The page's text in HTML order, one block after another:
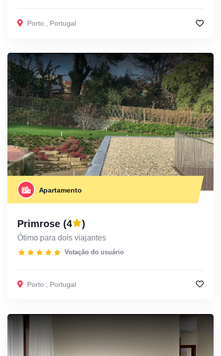
Porto Portugal
Apartamento
Primrose (4 )
Ótimo para dois viajantes
Votação do usuário
Porto Portugal